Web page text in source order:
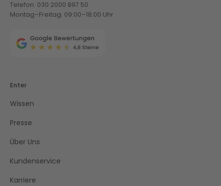
Telefon: 030 2000 897 50
Montag–Freitag: 09:00–18:00 Uhr
Enter
Wissen
Presse
Über Uns
Kundenservice
Karriere